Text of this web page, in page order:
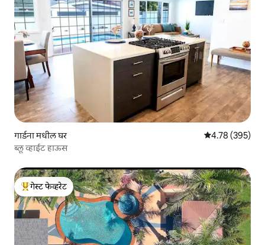
गार्डना मधील घर 5 पैकी 4.78
4.78 (395)
ब्लू व्हाईट हाऊस
टॉप गेस्ट फेव्हरेट
गेस्ट फेव्हरेट